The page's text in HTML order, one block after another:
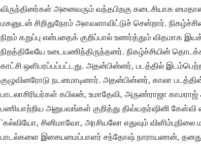
விருந்தினர்கள் அனைவரும் வந்தபிறகு கடைசியாக
மகனுடன் சிறிதுநேரம் அளவளாவிட்டுச் சென்றார்.
நிறம் கறுப்பு என்பதைக் குறிப்பால் உணர்த்தும் விதமாக
நிறத்திலேயே உடையணிந்திருந்தனர். நிகழ்ச்சியின்
காட்சி ஒளிபரப்பப்பட்டது. அதன்பின்னர், படத்தில்
குழுவினரோடு நடனமாடினார். அதன்பின்னர், காலா
பாடலாசிரியர்கள் கபிலன், உமாதேவி, அருண்ராஜா
பணியாற்றிய அனுபவங்கள் குறித்து திவ்யதர்ஷினி கேள்வி
`கல்வியோ, சினிமாவோ, அரசியலோ எதுவும்
பாடல்களை இசையமைப்பாளர் சந்தோஷ் நாராயணன், தனது